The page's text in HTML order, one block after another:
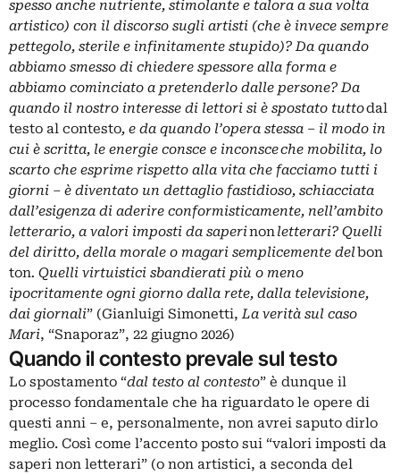
spesso anche nutriente, stimolante e talora a sua volta
artistico) con il discorso sugli artisti (che è invece sempre
pettegolo, sterile e infinitamente stupido)? Da quando
abbiamo smesso di chiedere spessore alla forma e
abbiamo cominciato a pretenderlo dalle persone? Da
quando il nostro interesse di lettori si è spostato tuttodal
testo al contesto, e da quando l’opera stessa – il modo in
cui è scritta, le energie consce e inconsce che mobilita, lo
scarto che esprime rispetto alla vita che facciamo tutti i
giorni – è diventato un dettaglio fastidioso, schiacciata
dall’esigenza di aderire conformisticamente, nell’ambito
letterario, a valori imposti da saperinonletterari? Quelli
del diritto, della morale o magari semplicemente delbon
ton. Quelli virtuistici sbandierati più o meno
ipocritamente ogni giorno dalla rete, dalla televisione,
dai giornali” (Gianluigi Simonetti,La verità sul caso
Mari, “Snaporaz”, 22 giugno 2026)
Quando il contesto prevale sul testo
Lo spostamento “dal testo al contesto” è dunque il
processo fondamentale che ha riguardato le opere di
questi anni – e, personalmente, non avrei saputo dirlo
meglio. Così come l’accento posto sui “valori imposti da
saperi non letterari” (o non artistici, a seconda del